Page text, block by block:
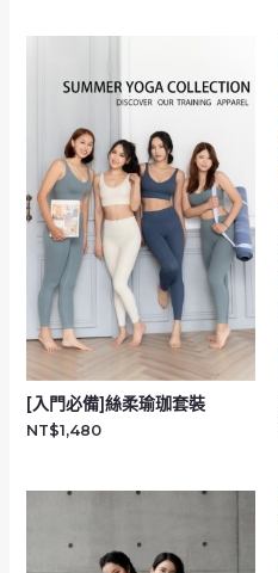
[入門必備]絲柔瑜珈套裝
NT$1,480